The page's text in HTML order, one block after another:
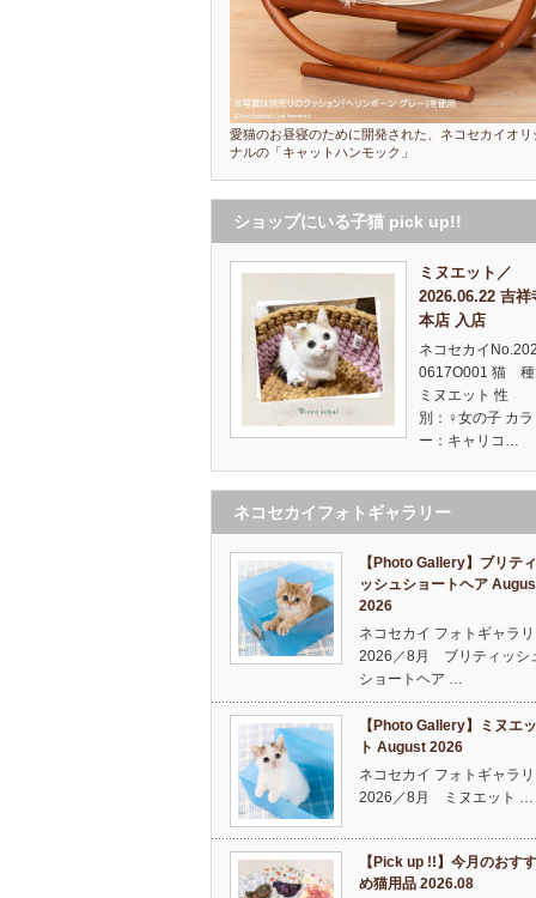
愛猫のお昼寝のために開発された、ネコセカイオリ
ナルの「キャットハンモック」
ショップにいる子猫 pick up!!
ミヌエット／
2026.06.22 吉祥
本店 入店
ネコセカイ
0617O001 猫 種
ミヌエット 性
別：♀女の子 カラ
ー：キャリコ…
ネコセカイフォトギャラリー
【Photo Gallery】ブリティ
ッシュショートヘア
2026
ネコセカイ フォトギャラ
2026／8月 ブリティッシ
ショートヘア …
【Photo Gallery】ミヌエッ
ト August 2026
ネコセカイ フォトギャラ
2026／8月 ミヌエット …
【Pick up !!】今月のおすす
め猫用品 2026.08